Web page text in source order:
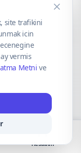
site trafikini
icin
vermis
Metni ve
Hesabım